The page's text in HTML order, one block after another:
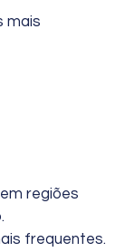
mais
regiões
frequentes.